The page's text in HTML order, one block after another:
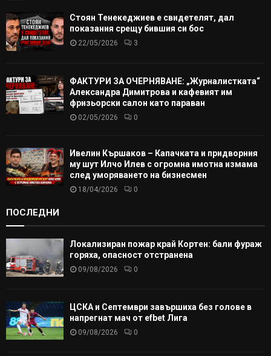
Стоян Тенекеджиев е свидетелят, дал
показания срещу бившия си бос
22/05/2026 3
ФАКТУРИ ЗА ОЧЕРНЯВАНЕ: „Журналистката“
Александра Димитрова и кафевият им
фризьорски салон като параван
02/05/2026 0
Ивелин Кършаков – Капачката и придворния
му шут Илчо Илев с огромна имотна измама
след уморяването на бизнесмен
18/04/2026 0
ПОСЛЕДНИ
Локализиран пожар край Кортен: бали фураж
горяха, опасност отстранена
09/08/2026 0
ЦСКА и Септември завършиха без голове в
напрегнат мач от efbet Лига
09/08/2026 0